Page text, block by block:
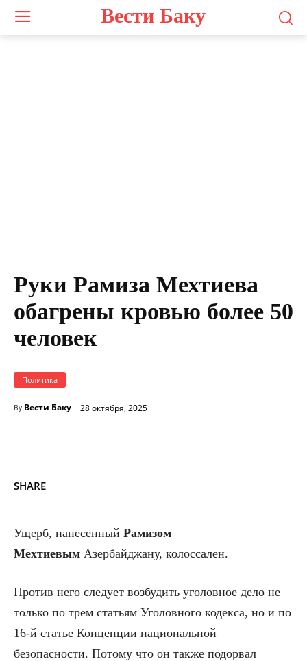
Вести Баку
Руки Рамиза Мехтиева
обагрены кровью более 50
человек
Политика
By Вести Баку 28 октября, 2025
SHARE
Ущерб, нанесенный Рамизом
Мехтиевым Азербайджану, колоссален.
Против него следует возбудить уголовное дело не
только по трем статьям Уголовного кодекса, но и по
16-й статье Концепции национальной
безопасности. Потому что он также подорвал